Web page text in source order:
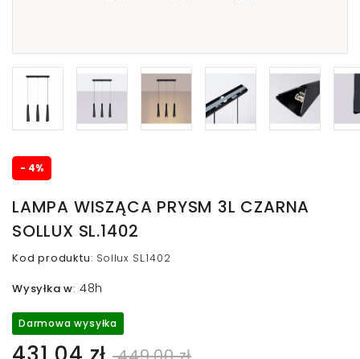
- 4%
LAMPA WISZĄCA PRYSM 3L CZARNA
SOLLUX SL.1402
Kod produktu: Sollux SL.1402
Wysyłka w: 48h
Darmowa wysyłka